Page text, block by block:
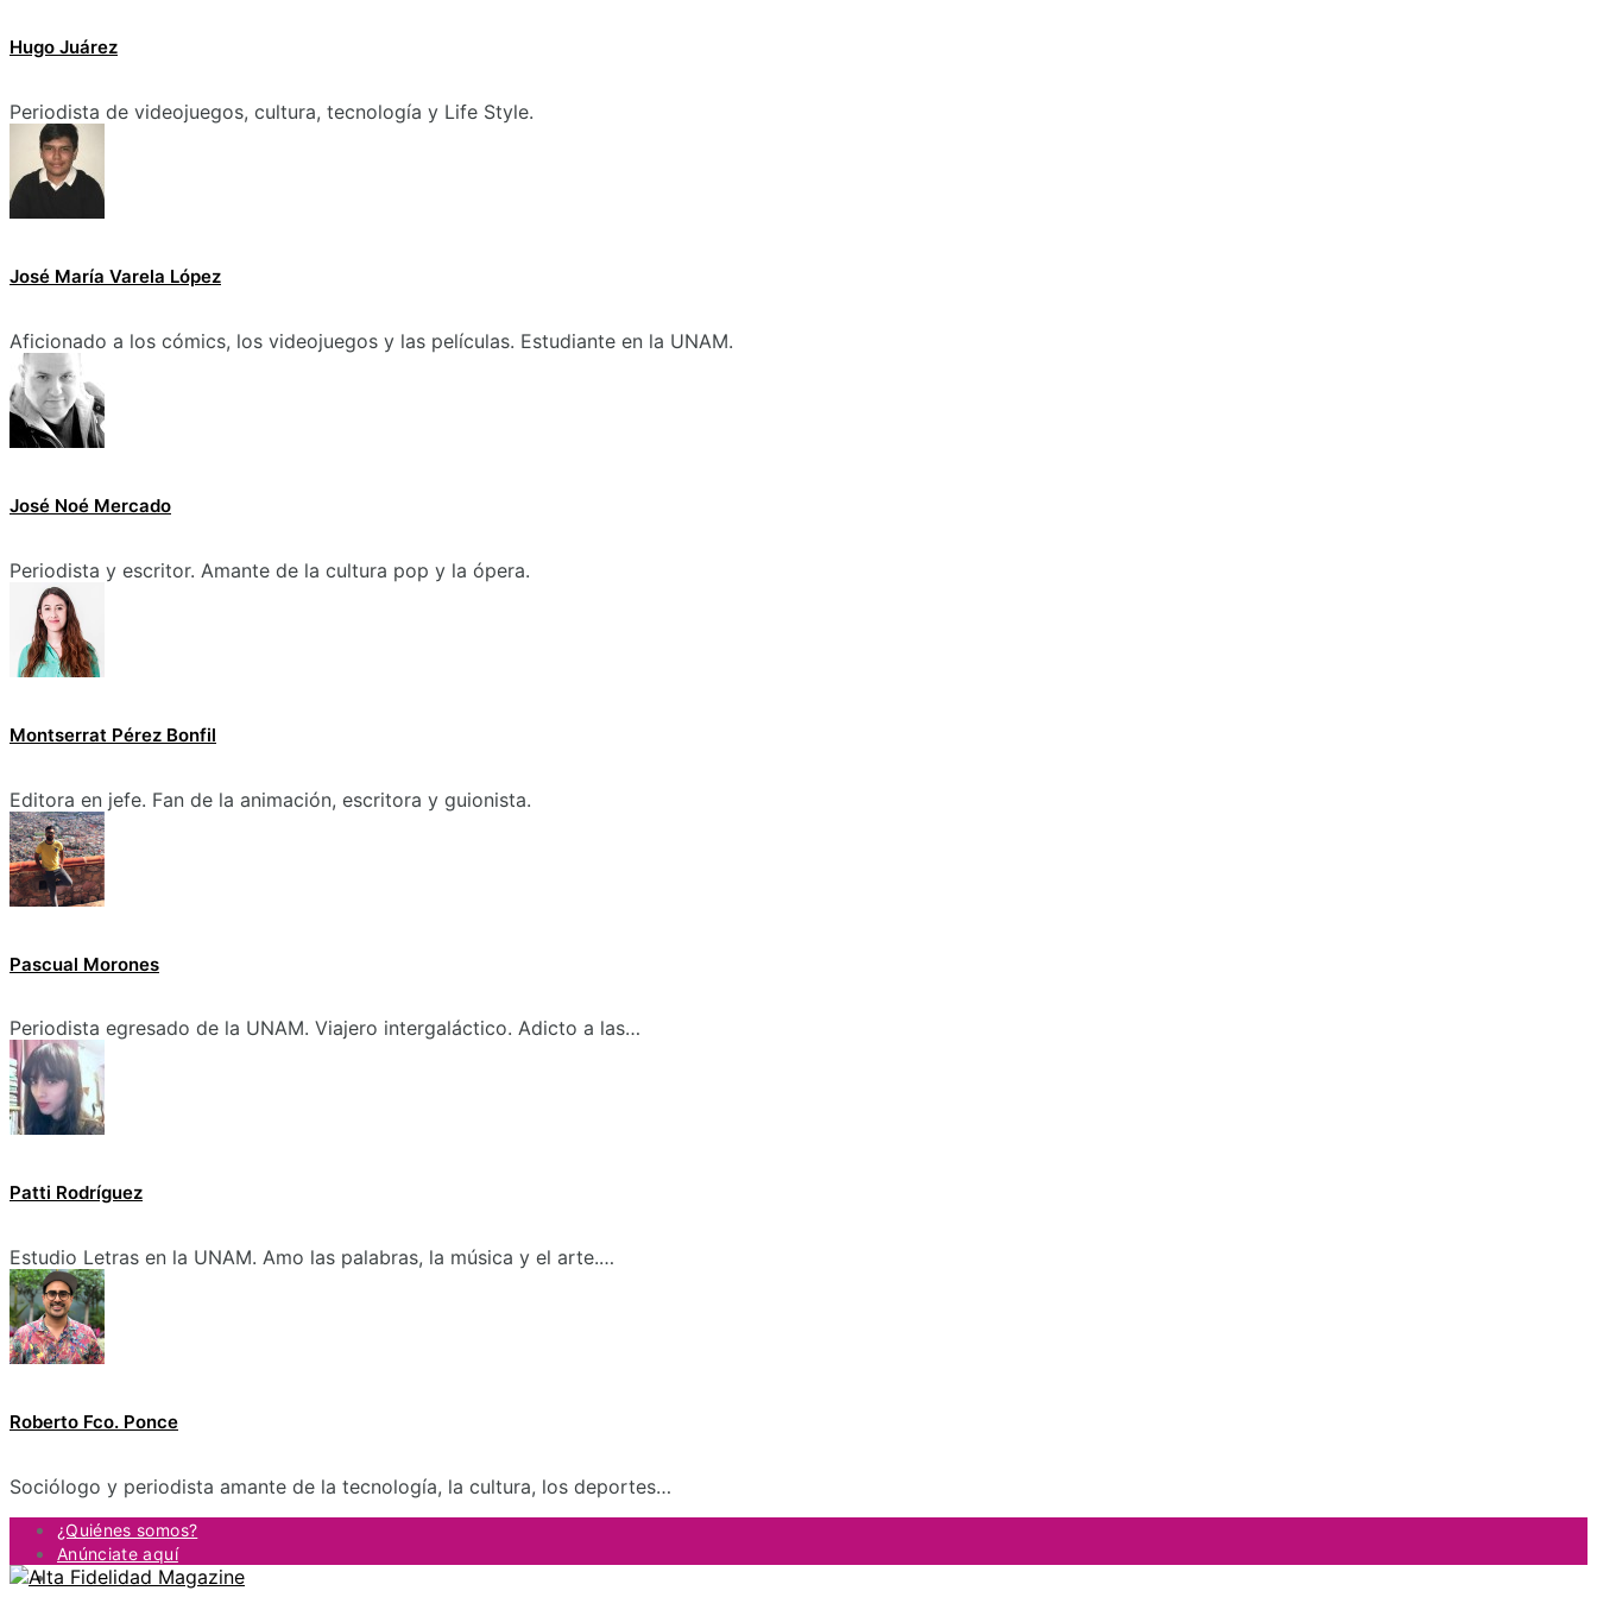
Hugo Juárez
Periodista de videojuegos, cultura, tecnología y Life Style.
José María Varela López
Aficionado a los cómics, los videojuegos y las películas. Estudiante en la UNAM.
José Noé Mercado
Periodista y escritor. Amante de la cultura pop y la ópera.
Montserrat Pérez Bonfil
Editora en jefe. Fan de la animación, escritora y guionista.
Pascual Morones
Periodista egresado de la UNAM. Viajero intergaláctico. Adicto a las…
Patti Rodríguez
Estudio Letras en la UNAM. Amo las palabras, la música y el arte.…
Roberto Fco. Ponce
Sociólogo y periodista amante de la tecnología, la cultura, los deportes…
¿Quiénes somos?
Anúnciate aquí
Contacto